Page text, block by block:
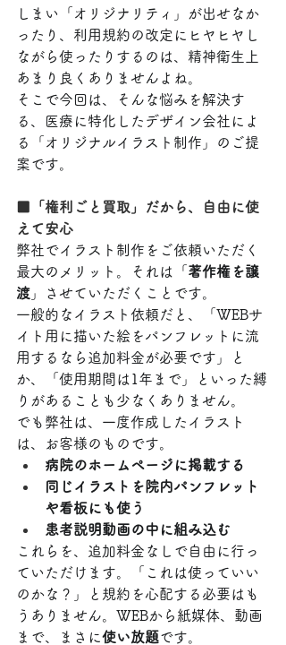
しまい「オリジナリティ」が出せなか
ったり、利用規約の改定にヒヤヒヤし
ながら使ったりするのは、精神衛生上
あまり良くありませんよね。
そこで今回は、そんな悩みを解決す
る、医療に特化したデザイン会社によ
る「オリジナルイラスト制作」のご提
案です。
■「権利ごと買取」だから、自由に使
えて安心
弊社でイラスト制作をご依頼いただく
最大のメリット。それは「 著作権を譲
渡 」させていただくことです。
一般的なイラスト依頼だと、「WEBサ
イト用に描いた絵をパンフレットに流
用するなら追加料金が必要です」と
か、「使用期間は1年まで」といった縛
りがあることも少なくありません。
でも弊社は、一度作成したイラスト
は、お客様のものです。
病院のホームページに掲載する
同じイラストを院内パンフレット
や看板にも使う
患者説明動画の中に組み込む
これらを、追加料金なしで自由に行っ
ていただけます。「これは使っていい
のかな？」と規約を心配する必要はも
うありません。WEBから紙媒体、動画
まで、まさに使い放題です。